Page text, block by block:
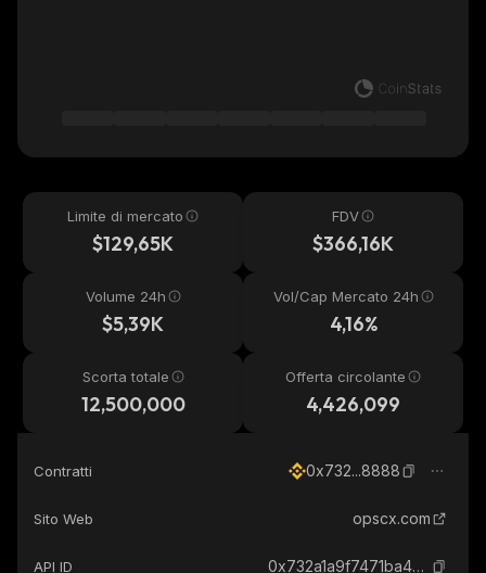
Limite di mercato
$129,65K
FDV
$366,16K
Volume 24h
$5,39K
Vol/Cap Mercato 24h
4,16%
Scorta totale
12,500,000
Offerta circolante
4,426,099
Contratti 0x732...8888
Sito Web opscx.com
API ID 0x732a1a9f7471ba4c153155be56a22e5888888888_binance_smart